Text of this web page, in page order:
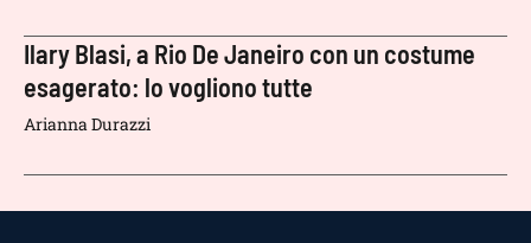
Ilary Blasi, a Rio De Janeiro con un costume
esagerato: lo vogliono tutte
Arianna Durazzi